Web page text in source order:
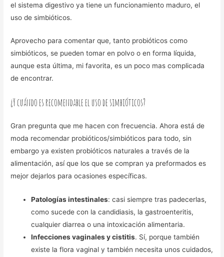
el sistema digestivo ya tiene un funcionamiento maduro, el
uso de simbióticos.
Aprovecho para comentar que, tanto probióticos como
simbióticos, se pueden tomar en polvo o en forma líquida,
aunque esta última, mi favorita, es un poco mas complicada
de encontrar.
¿Y cuándo es recomendable el uso de simbióticos?
Gran pregunta que me hacen con frecuencia. Ahora está de
moda recomendar probióticos/simbióticos para todo, sin
embargo ya existen probióticos naturales a través de la
alimentación, así que los que se compran ya preformados es
mejor dejarlos para ocasiones específicas.
Patologías intestinales: casi siempre tras padecerlas,
como sucede con la candidiasis, la gastroenteritis,
cualquier diarrea o una intoxicación alimentaria.
Infecciones vaginales y cistitis. Sí, porque también
existe la flora vaginal y también necesita unos cuidados,